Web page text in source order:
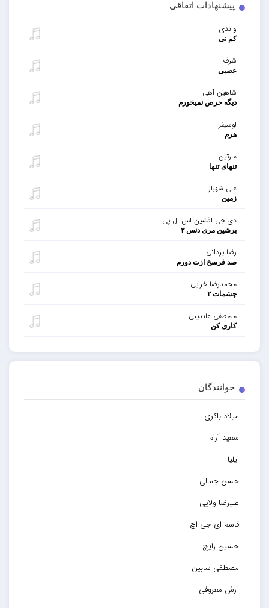
پیشنهادات اتفاقی
واندی
کم نی
شرف
عصبی
شاهین آهی
دیگه حرص نمیخورم
لوسیفر
هرم
مارتین
تنهای تنها
علی شهباز
زمین
دی جی افشین اس ال پی
پرشین مری دنس ۳
رضا یزدانی
صد فرسخ ازت دورم
محمدرضا خزایی
چشمات ۲
مصطفی عابدینی
کاری کن
خوانندگان
میلاد باکری
سعید آرام
ایلیا
حسن جمالی
علیرضا ولایی
قاسم ای جی اچ
حسین رایج
مصطفی سابین
آرش معروفی